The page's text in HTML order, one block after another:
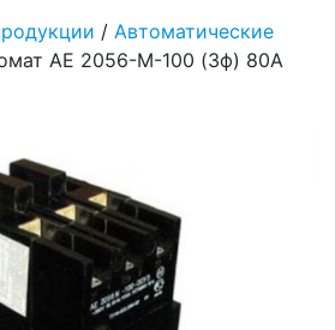
/ Автоматические
АЕ 2056-М-100 (3ф) 80А